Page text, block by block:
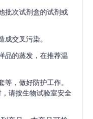
批次试剂盒的试剂或
成交叉污染。
品的蒸发，在推荐温
等，做好防护工作。
请按生物试验室安全